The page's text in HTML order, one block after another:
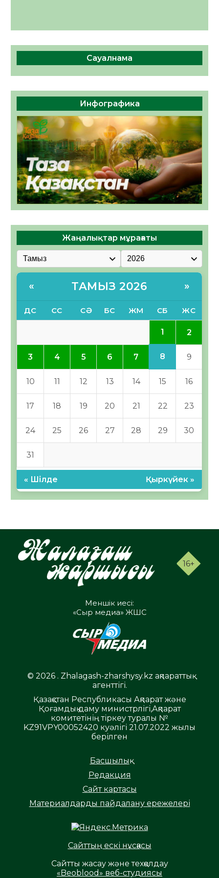
Сауалнама
Инфографика
Жаңалықтар мұрағаты
« ТАМЫЗ 2026 »
ДС СС СӘ БС ЖМ СБ ЖС
1 2
3 4 5 6 7 8 9
10 11 12 13 14 15 16
17 18 19 20 21 22 23
24 25 26 27 28 29 30
31
« Шілде Қыркүйек »
16+
Меншік иесі:
«Сыр медиа» ЖШС
© 2026 . Zhalagash-zharshysy.kz ақпараттық
агенттігі.
Қазақстан Республикасы Ақпарат және
Қоғамдық даму министрлігі,Ақпарат
комитетінің тіркеу туралы №
KZ91VPY00052420 куәлігі 21.07.2022 жылы
берілген
Басшылық
Редакция
Сайт картасы
Материалдарды пайдалану ережелері
Сайттың ескі нұсқасы
Сайтты жасау және техқолдау
«Beoblood» веб-студиясы